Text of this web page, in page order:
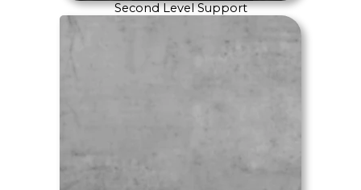
Second Level Support